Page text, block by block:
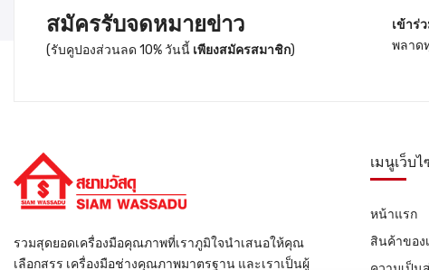
สมัครรับจดหมายข่าว
(รับคูปองส่วนลด 10% วันนี้ เพียงสมัครสมาชิก)
เข้าร่
พลาด
รวมสุดยอดเครื่องมือคุณภาพที่เราภูมิใจนำเสนอให้คุณ
เลือกสรร เครื่องมือช่างคุณภาพมาตรฐาน และเราเป็นผู้
เมนูเว็บ
หน้าแรก
สินค้าของ